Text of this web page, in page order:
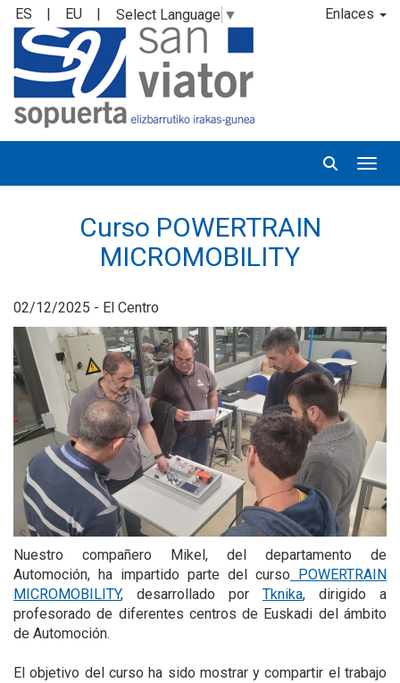
Enlaces
ES | EU | Select Language ▼
Curso POWERTRAIN
MICROMOBILITY
02/12/2025 - El Centro
Nuestro compañero Mikel, del departamento de
Automoción, ha impartido parte del curso POWERTRAIN
MICROMOBILITY, desarrollado por Tknika, dirigido a
profesorado de diferentes centros de Euskadi del ámbito
de Automoción.
El objetivo del curso ha sido mostrar y compartir el trabajo